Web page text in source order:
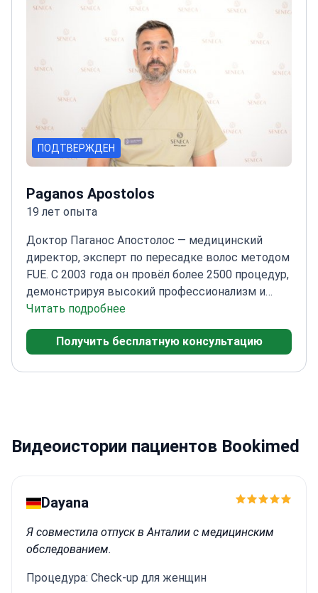
репродуктологии и вспомогательных
репродуктивных технологий.
репродуктивные заболевания, включая
эндометриоз и поликистоз яичников.
беременность, выполняет кесарево сечение и
гистерэктомию.
Работает в центре,
сертифицированном по стандарту ISO 9001, со
специализированным отделением
репродуктологии.
ПОДТВЕРЖДЕН
Paganos Apostolos
19 лет опыта
Доктор Паганос Апостолос — медицинский
директор, эксперт по пересадке волос методом
FUE. С 2003 года он провёл более 2500 процедур,
демонстрируя высокий профессионализм и
стабильные результаты.
имеет опыт в пластической хирургии. Он
известен как один из разработчиков техники
обеспечивает более естественный результат.
Читать подробнее
Получить бесплатную консультацию
Видеоистории пациентов Bookimed
Dayana
Я совместила отпуск в Анталии с медицинским
обследованием.
Процедура: Check-up для женщин